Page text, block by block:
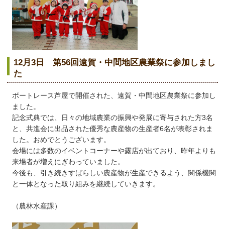
12月3日 第56回遠賀・中間地区農業祭に参加しまし
た
ボートレース芦屋で開催された、遠賀・中間地区農業祭に参加し
ました。
記念式典では、日々の地域農業の振興や発展に寄与された方3名
と、共進会に出品された優秀な農産物の生産者6名が表彰されま
した。おめでとうございます。
会場には多数のイベントコーナーや露店が出ており、昨年よりも
来場者が増えにぎわっていました。
今後も、引き続きすばらしい農産物が生産できるよう、関係機関
と一体となった取り組みを継続していきます。
（農林水産課）